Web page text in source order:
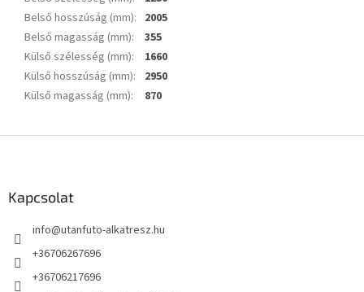
Belső hosszúság (mm): 2005
Belső magasság (mm):
355
Külső szélesség (mm):
1660
Külső hosszúság (mm):
2950
Külső magasság (mm): 870
Kapcsolat
info@utanfuto-alkatresz.hu
+36706267696
+36706217696